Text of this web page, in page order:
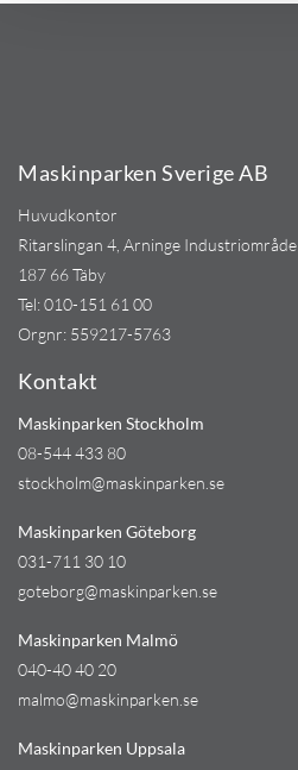
Maskinparken Sverige AB
Huvudkontor
Ritarslingan 4, Arninge Industriområde
187 66 Täby
Tel:010-151 61 00
Orgnr: 559217-5763
Kontakt
Maskinparken Stockholm
08-544 433 80
stockholm@maskinparken.se
Maskinparken Göteborg
031-711 30 10
goteborg@maskinparken.se
Maskinparken Malmö
040-40 40 20
malmo@maskinparken.se
Maskinparken Uppsala